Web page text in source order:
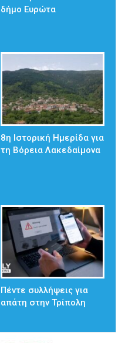
δήμο Ευρώτα
8η Ιστορική Ημερίδα για
τη Βόρεια Λακεδαίμονα
Πέντε συλλήψεις για
απάτη στην Τρίπολη